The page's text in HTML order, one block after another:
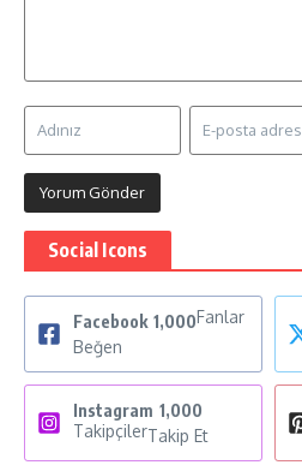
Social Icons
Facebook 1,000Fanlar
Beğen
Instagram 1,000
TakipçilerTakip Et